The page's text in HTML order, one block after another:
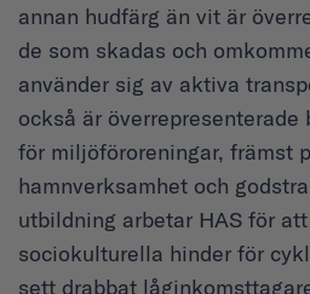
annan hudfärg än vit är
de som skadas och
använder sig av aktiva
också är
för miljöföroreningar, främst
hamnverksamhet och
utbildning arbetar HAS för
sociokulturella hinder för
sett drabbat